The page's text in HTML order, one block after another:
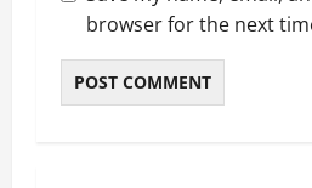
browser for the next